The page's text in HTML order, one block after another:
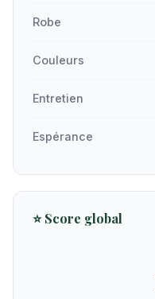
Robe
Couleurs
Entretien
Espérance
⭐ Score global